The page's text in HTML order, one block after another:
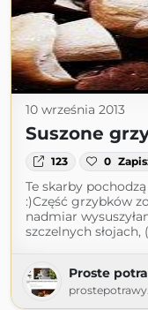
10 września 2013
Suszone
123 0
Te skarby
:)Część grzybków
nadmiar
szczelnych słojach,
Proste